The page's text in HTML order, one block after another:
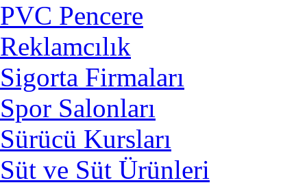
PVC Pencere
Reklamcılık
Sigorta Firmaları
Spor Salonları
Sürücü Kursları
Süt ve Süt Ürünleri